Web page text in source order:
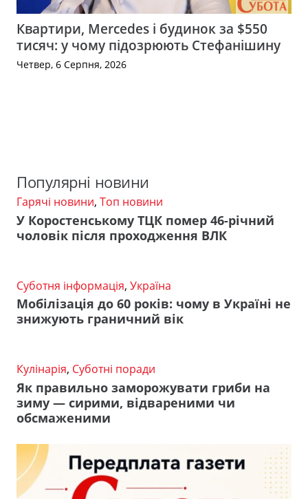
Квартири, Mercedes і будинок за $550
тисяч: у чому підозрюють Стефанішину
Четвер, 6 Серпня, 2026
Популярні новини
Гарячі новини, Топ новини
У Коростенському ТЦК помер 46-річний
чоловік після проходження ВЛК
Суботня інформація, Україна
Мобілізація до 60 років: чому в Україні не
знижують граничний вік
Кулінарія, Суботні поради
Як правильно заморожувати гриби на
зиму — сирими, відвареними чи
обсмаженими